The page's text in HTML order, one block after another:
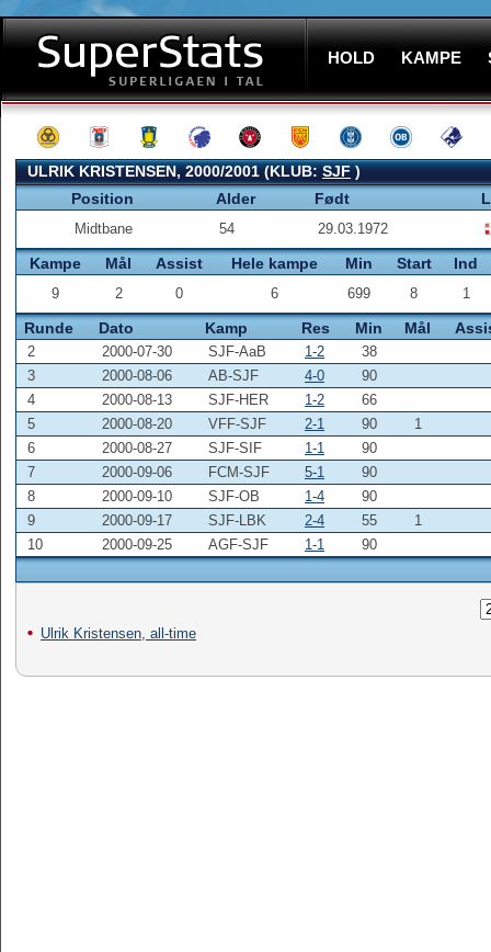
HOLD KAMPE
ULRIK KRISTENSEN, 2000/2001 (KLUB:SJF)
Position
Alder Født
Midtbane 54 29.03.1972
Kampe Mål Assist Hele kampe Min Start Ind
9 2 0 6 699 8 1
Runde Dato Kamp Res Min Mål
2 2000-07-30 SJF-AaB 1-2
38
3
2000-08-06 AB-SJF 4-0
90
4
2000-08-13 SJF-HER 1-2
66
5
2000-08-20 VFF-SJF 2-1 90
1
6
2000-08-27 SJF-SIF 1-1
90
7
2000-09-06 FCM-SJF 5-1
90
8
2000-09-10 SJF-OB 1-4
90
9
2000-09-17 SJF-LBK 2-4 55
1
10
2000-09-25 AGF-SJF 1-1 90
Ulrik Kristensen, all-time